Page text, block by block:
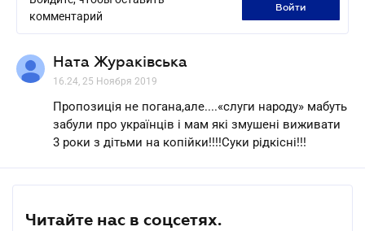
комментарий
войти
Ната Жураківська
16.24, 25 Ноября 2019
Пропозиція не погана,але....«слуги народу» мабуть
забули про українців і мам які змушені виживати
3 роки з дітьми на копійки!!!!Суки рідкісні!!!
Читайте нас в соцсетях.